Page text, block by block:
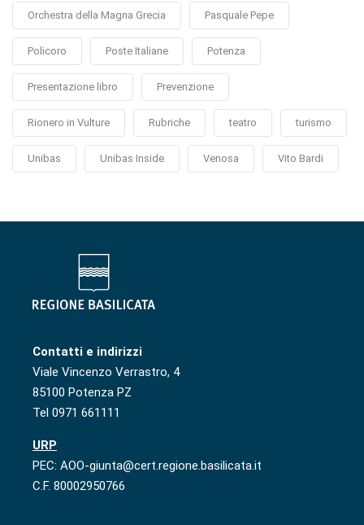
Orchestra della Magna Grecia Pasquale Pepe
Policoro Poste Italiane Potenza
Presentazione libro Prevenzione
Rionero in Vulture Rubriche teatro turismo
Unibas Unibas Inside Venosa Vito Bardi
Contatti e indirizzi
Viale Vincenzo Verrastro, 4
85100 Potenza PZ
Tel 0971 661111
URP
PEC: AOO-giunta@cert.regione.basilicata.it
C.F. 80002950766